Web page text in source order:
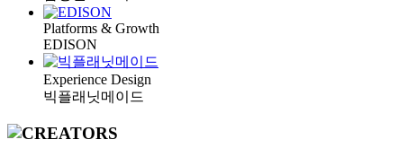
Platforms & Growth
EDISON
Experience Design
빅플래닛메이드